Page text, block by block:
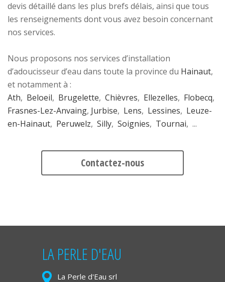
devis détaillé dans les plus brefs délais, ainsi que tous
les renseignements dont vous avez besoin concernant
nos services.
Nous proposons nos services d’installation
d’adoucisseur d’eau dans toute la province du Hainaut,
et notamment à :
Ath, Beloeil, Brugelette, Chièvres, Ellezelles, Flobecq,
Frasnes-Lez-Anvaing, Jurbise, Lens, Lessines, Leuze-
en-Hainaut, Peruwelz, Silly, Soignies, Tournai, ...
Contactez-nous
LA PERLE D'EAU
La Perle d'Eau srl